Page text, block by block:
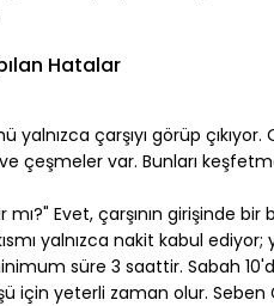
Hatalar
çarşıyı görüp
çeşmeler var. Bunları
mı?" Evet, çarşının girişinde
yalnızca nakit kabul ediyor;
süre 3 saattir. Sabah
için yeterli zaman olur.